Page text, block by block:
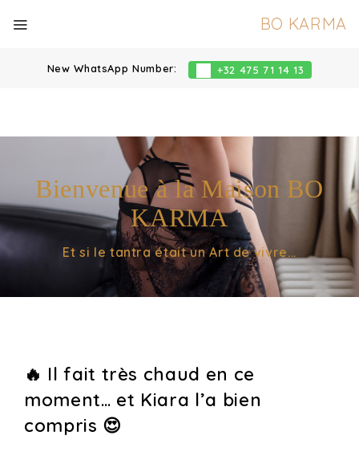
New WhatsApp Number: +32 475 71 14 13
BO KARMA
Bienvenue à la Maison BO
KARMA
Et si le tantra était un Art de vivre...
🔥 Il fait très chaud en ce
moment… et Kiara l’a bien
compris 😍